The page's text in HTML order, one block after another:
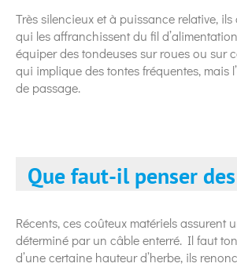
Très silencieux et à puissance relative,
qui les affranchissent du fil
équiper des tondeuses sur roues ou sur
qui implique des tontes fréquentes, mais
de passage.
Que faut-il penser
Récents, ces coûteux matériels
déterminé par un câble enterré. Il faut
d’une certaine hauteur d’herbe, ils